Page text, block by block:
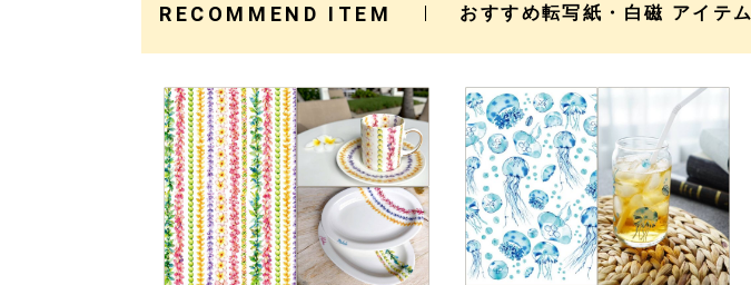
RECOMMEND ITEM おすすめ転写紙・白磁 アイテム